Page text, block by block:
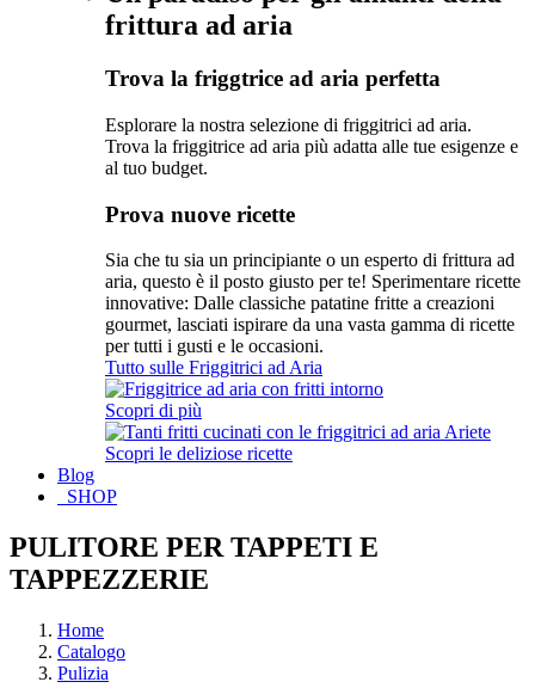
frittura ad aria
Trova la friggtrice ad aria perfetta
Esplorare la nostra selezione di friggitrici ad aria.
Trova la friggitrice ad aria più adatta alle tue esigenze e
al tuo budget.
Prova nuove ricette
Sia che tu sia un principiante o un esperto di frittura ad
aria, questo è il posto giusto per te! Sperimentare ricette
innovative: Dalle classiche patatine fritte a creazioni
gourmet, lasciati ispirare da una vasta gamma di ricette
per tutti i gusti e le occasioni.
Tutto sulle Friggitrici ad Aria
Scopri di più
Scopri le deliziose ricette
Blog
SHOP
PULITORE PER TAPPETI E
TAPPEZZERIE
Home
Catalogo
Pulizia